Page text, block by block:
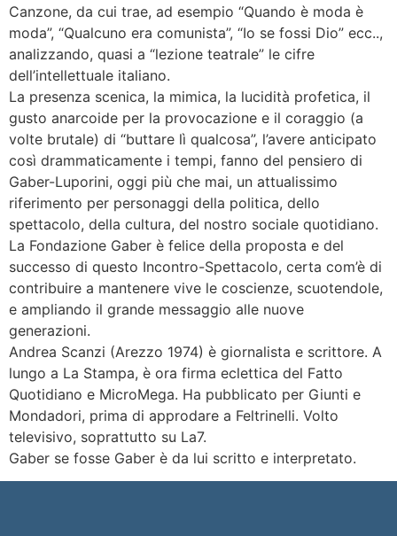
Canzone, da cui trae, ad esempio “Quando è moda è
moda”, “Qualcuno era comunista”, “Io se fossi Dio” ecc..,
analizzando, quasi a “lezione teatrale” le cifre
dell’intellettuale italiano.
La presenza scenica, la mimica, la lucidità profetica, il
gusto anarcoide per la provocazione e il coraggio (a
volte brutale) di “buttare lì qualcosa”, l’avere anticipato
così drammaticamente i tempi, fanno del pensiero di
Gaber-Luporini, oggi più che mai, un attualissimo
riferimento per personaggi della politica, dello
spettacolo, della cultura, del nostro sociale quotidiano.
La Fondazione Gaber è felice della proposta e del
successo di questo Incontro-Spettacolo, certa com’è di
contribuire a mantenere vive le coscienze, scuotendole,
e ampliando il grande messaggio alle nuove
generazioni.
Andrea Scanzi (Arezzo 1974) è giornalista e scrittore. A
lungo a La Stampa, è ora firma eclettica del Fatto
Quotidiano e MicroMega. Ha pubblicato per Giunti e
Mondadori, prima di approdare a Feltrinelli. Volto
televisivo, soprattutto su La7.
Gaber se fosse Gaber è da lui scritto e interpretato.